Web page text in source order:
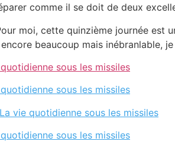
comme il se doit de deux
moi, cette quinzième journée est
beaucoup mais inébranlable, je
sous les missiles
sous les missiles
vie quotidienne sous les missiles
sous les missiles